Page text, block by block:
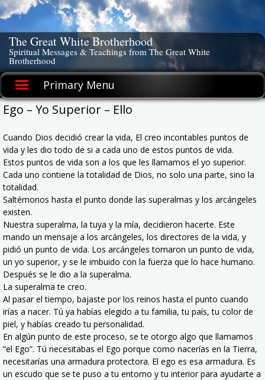
Skip
to
content
The Great White Brotherhood
Spiritual Messages & Teachings from The Great White
Brotherhood
Primary Menu
Ego – Yo Superior – Ello
Cuando Dios decidió crear la vida, El creo incontables puntos de
vida y les dio todo de si a cada uno de estos puntos de vida.
Estos puntos de vida son a los que les llamamos el yo superior.
Cada uno contiene la totalidad de Dios, no solo una parte, sino la
totalidad.
Saltémonos hasta el punto donde las superalmas y los arcángeles
existen.
Nuestra superalma, la tuya y la mía, decidieron hacerte. Este
mando un mensaje a los arcángeles, los directores de la vida, y
pidió un punto de vida. Los arcángeles tomaron un punto de vida,
un yo superior, y se le imbuido con la fuerza que lo hace humano.
Después se le dio a la superalma.
La superalma te creo.
Al pasar el tiempo, bajaste por los reinos hasta el punto cuando
irías a nacer. Tú ya habías elegido a tu familia, tu país, tu color de
piel, y habías creado tu personalidad.
En algún punto de este proceso, se te otorgo algo que llamamos
“el Ego”. Tú necesitabas el Ego porque como nacerías en la Tierra,
necesitarías una armadura protectora. El ego es esa armadura. Es
un escudo que se te puso a tu entorno y tu interior para ayudarte a